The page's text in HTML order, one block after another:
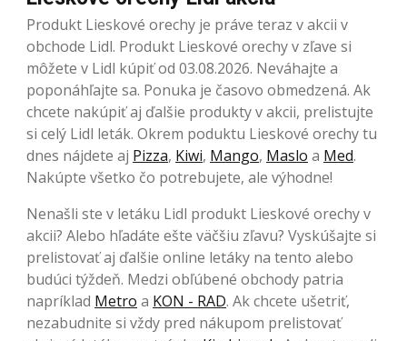
Produkt Lieskové orechy je práve teraz v akcii v
obchode Lidl. Produkt Lieskové orechy v zľave si
môžete v Lidl kúpiť od 03.08.2026. Neváhajte a
poponáhľajte sa. Ponuka je časovo obmedzená. Ak
chcete nakúpiť aj ďalšie produkty v akcii, prelistujte
si celý Lidl leták. Okrem poduktu Lieskové orechy tu
dnes nájdete aj Pizza, Kiwi, Mango, Maslo a Med.
Nakúpte všetko čo potrebujete, ale výhodne!
Nenašli ste v letáku Lidl produkt Lieskové orechy v
akcii? Alebo hľadáte ešte väčšiu zľavu? Vyskúšajte si
prelistovať aj ďalšie online letáky na tento alebo
budúci týždeň. Medzi obľúbené obchody patria
napríklad Metro a KON - RAD. Ak chcete ušetriť,
nezabudnite si vždy pred nákupom prelistovať